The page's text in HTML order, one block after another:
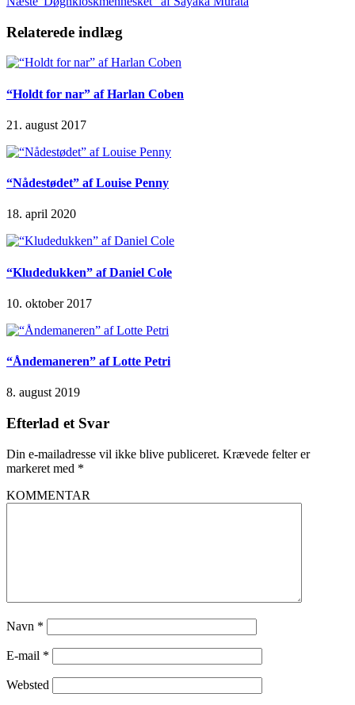
Relaterede indlæg
“Holdt for nar” af Harlan Coben
21. august 2017
“Nådestødet” af Louise Penny
18. april 2020
“Kludedukken” af Daniel Cole
10. oktober 2017
“Åndemaneren” af Lotte Petri
8. august 2019
Efterlad et Svar
Din e-mailadresse vil ikke blive publiceret. Krævede felter er
markeret med *
KOMMENTAR
Navn *
E-mail *
Websted